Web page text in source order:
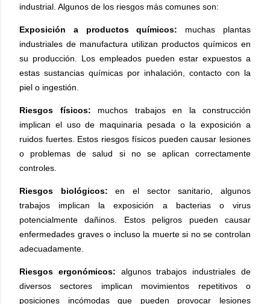
industrial. Algunos de los riesgos más comunes son:
Exposición a productos químicos: muchas plantas
industriales de manufactura utilizan productos químicos en
su producción. Los empleados pueden estar expuestos a
estas sustancias químicas por inhalación, contacto con la
piel o ingestión.
Riesgos físicos: muchos trabajos en la construcción
implican el uso de maquinaria pesada o la exposición a
ruidos fuertes. Estos riesgos físicos pueden causar lesiones
o problemas de salud si no se aplican correctamente
controles.
Riesgos biológicos: en el sector sanitario, algunos
trabajos implican la exposición a bacterias o virus
potencialmente dañinos. Estos peligros pueden causar
enfermedades graves o incluso la muerte si no se controlan
adecuadamente.
Riesgos ergonómicos: algunos trabajos industriales de
diversos sectores implican movimientos repetitivos o
posiciones incómodas que pueden provocar lesiones